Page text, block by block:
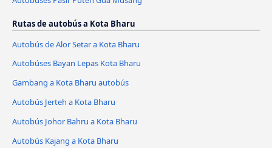
Rutas de autobús a Kota Bharu
Autobús de Alor Setar a Kota Bharu
Autobúses Bayan Lepas Kota Bharu
Gambang a Kota Bharu autobús
Autobús Jerteh a Kota Bharu
Autobús Johor Bahru a Kota Bharu
Autobús Kajang a Kota Bharu